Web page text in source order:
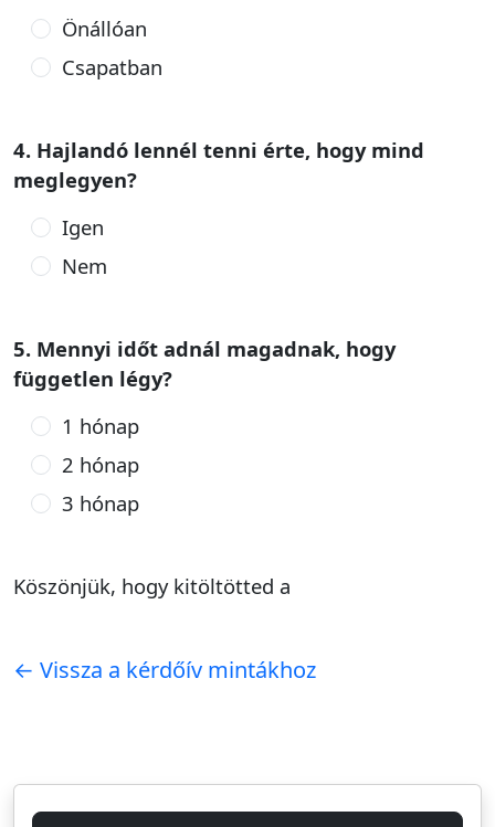
Önállóan
Csapatban
4. Hajlandó lennél tenni érte, hogy mind
meglegyen?
Igen
Nem
5. Mennyi időt adnál magadnak, hogy
független légy?
1 hónap
2 hónap
3 hónap
Köszönjük, hogy kitöltötted a
← Vissza a kérdőív mintákhoz